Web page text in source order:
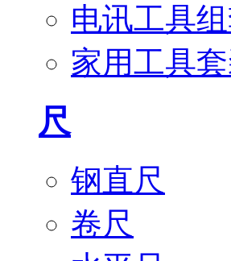
电讯工具
家用工具
尺
钢直尺
卷尺